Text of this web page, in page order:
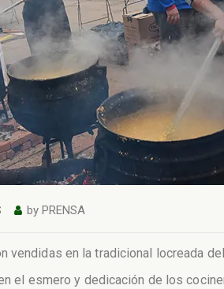
by PRENSA
vendidas en la tradicional locreada
el esmero y dedicación de los